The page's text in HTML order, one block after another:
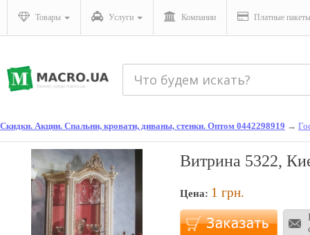
Товары Услуги Компании Платные пакеты
Скидки. Акции. Спальни, кровати, диваны, стенки. Оптом 0442298919 →
Витрина 5322,
Цена: 1 грн.